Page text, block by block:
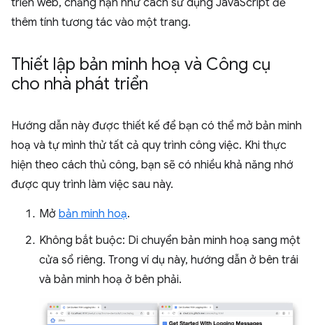
thêm tính tương tác vào một trang.
Thiết lập bản minh hoạ và Công cụ
cho nhà phát triển
Hướng dẫn này được thiết kế để bạn có thể mở bản minh
hoạ và tự mình thử tất cả quy trình công việc. Khi thực
hiện theo cách thủ công, bạn sẽ có nhiều khả năng nhớ
được quy trình làm việc sau này.
Mở bản minh hoạ.
Không bắt buộc: Di chuyển bản minh hoạ sang một
cửa sổ riêng. Trong ví dụ này, hướng dẫn ở bên trái
và bản minh hoạ ở bên phải.